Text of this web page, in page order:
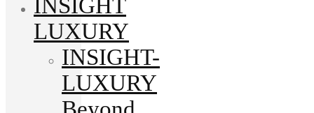
INSIGHT
LUXURY
INSIGHT-
LUXURY